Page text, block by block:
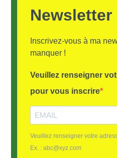
Newsletter
Inscrivez-vous à ma
manquer !
Veuillez renseigner
pour vous inscrire
Veuillez renseigner votre
Ex. : abc@xyz.com